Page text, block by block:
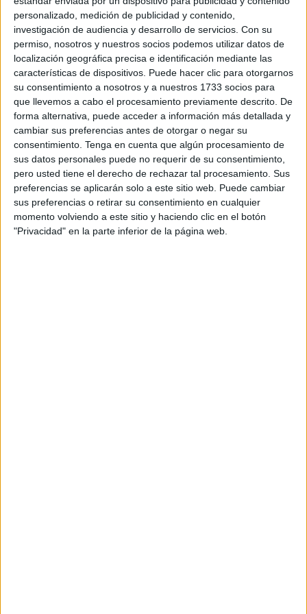
personalizado, medición de publicidad y contenido,
investigación de audiencia y desarrollo de servicios. Con su
permiso, nosotros y nuestros socios podemos utilizar datos de
localización geográfica precisa e identificación mediante las
características de dispositivos. Puede hacer clic para otorgarnos
su consentimiento a nosotros y a nuestros 1733 socios para
que llevemos a cabo el procesamiento previamente descrito. De
forma alternativa, puede acceder a información más detallada y
cambiar sus preferencias antes de otorgar o negar su
consentimiento. Tenga en cuenta que algún procesamiento de
sus datos personales puede no requerir de su consentimiento,
pero usted tiene el derecho de rechazar tal procesamiento. Sus
preferencias se aplicarán solo a este sitio web. Puede cambiar
sus preferencias o retirar su consentimiento en cualquier
momento volviendo a este sitio y haciendo clic en el botón
"Privacidad" en la parte inferior de la página web.
En esa ansiedad perdemos de vista que el otro puede
estar ocupado, con una urgencia, o simplemente no
querer contestar a nuestro tiempo. Por eso, si alguien
no responde el mensaje que esperas, respira y trata de
gestionarlo lo mejor posible.
No tomes todo personal, menos aún un mensaje,
porque sin saber lo que sucede del otro lado puedes
inventarte ficciones dignas de un best seller.
Hay casos en los que el silencio también es una
respuesta también. Por supuesto que duele, pero si tú
necesitas hablar o sacarte las dudas, siempre puedes
recurrir al intercambio más antiguo de todos: el
encuentro cara a cara.